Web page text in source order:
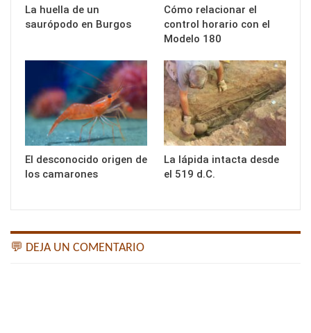
La huella de un
saurópodo en Burgos
Cómo relacionar el
control horario con el
Modelo 180
El desconocido origen de
los camarones
La lápida intacta desde
el 519 d.C.
💬 DEJA UN COMENTARIO